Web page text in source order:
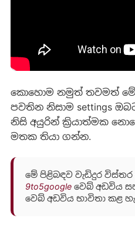
කොහොම නමුත් තවමත් මේ
පවතින නිසාම settings
නිසි අයුරින් ක්‍රියාත්මක
මතක තියා ගන්න.
මේ පිළිබඳව වැඩිදුර විස්තර
9to5googleවෙබ් අඩවිය
වෙබ් අඩවිය භාවිතා කළ